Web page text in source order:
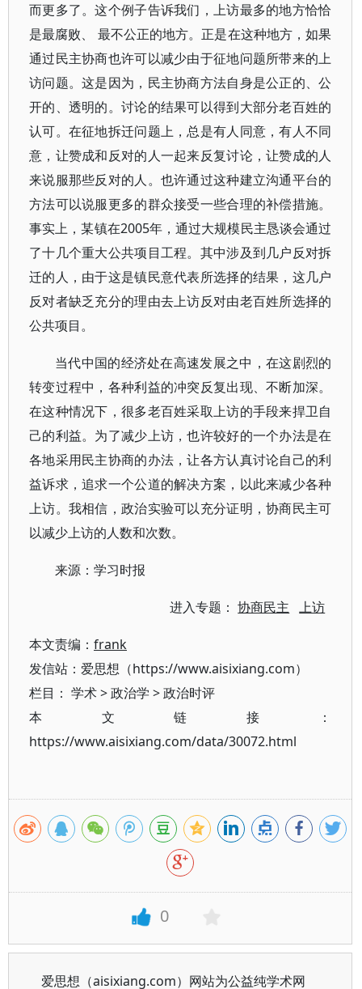
而更多了。这个例子告诉我们，上访最多的地方恰恰
是最腐败、 最不公正的地方。正是在这种地方，如果
通过民主协商也许可以减少由于征地问题所带来的上
访问题。这是因为，民主协商方法自身是公正的、公
开的、透明的。讨论的结果可以得到大部分老百姓的
认可。在征地拆迁问题上，总是有人同意，有人不同
意，让赞成和反对的人一起来反复讨论，让赞成的人
来说服那些反对的人。也许通过这种建立沟通平台的
方法可以说服更多的群众接受一些合理的补偿措施。
事实上，某镇在2005年，通过大规模民主恳谈会通过
了十几个重大公共项目工程。其中涉及到几户反对拆
迁的人，由于这是镇民意代表所选择的结果，这几户
反对者缺乏充分的理由去上访反对由老百姓所选择的
公共项目。
当代中国的经济处在高速发展之中，在这剧烈的
转变过程中，各种利益的冲突反复出现、不断加深。
在这种情况下，很多老百姓采取上访的手段来捍卫自
己的利益。为了减少上访，也许较好的一个办法是在
各地采用民主协商的办法，让各方认真讨论自己的利
益诉求，追求一个公道的解决方案，以此来减少各种
上访。我相信，政治实验可以充分证明，协商民主可
以减少上访的人数和次数。
来源：学习时报
进入专题：协商民主 上访
本文责编： frank
发信站：爱思想（https://www.aisixiang.com）
栏目： 学术>政治学 >政治时评
本文链接：
https://www.aisixiang.com/data/30072.html
0
爱思想（aisixiang.com）网站为公益纯学术网